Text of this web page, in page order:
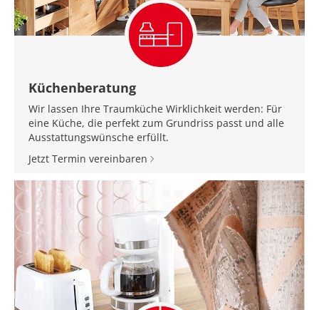
Küchenberatung
Wir lassen Ihre Traumküche Wirklichkeit werden: Für
eine Küche, die perfekt zum Grundriss passt und alle
Ausstattungswünsche erfüllt.
Jetzt Termin vereinbaren